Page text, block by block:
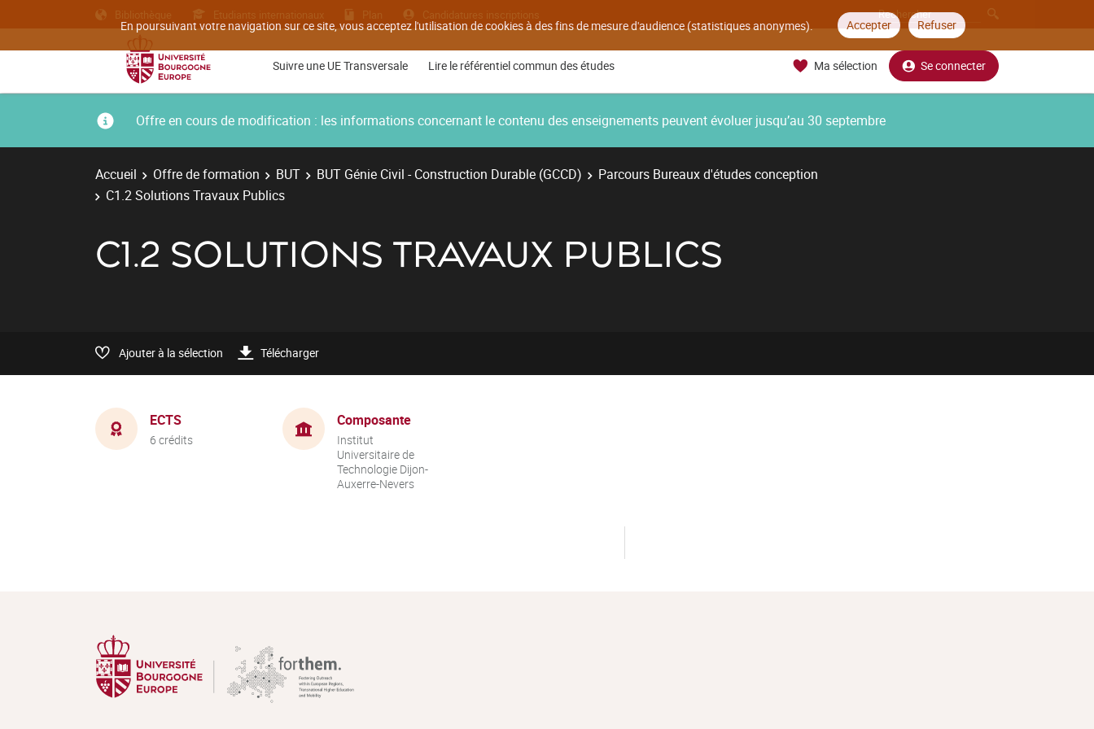
En poursuivant votre navigation sur ce site, vous acceptez l'utilisation de cookies à des fins de mesure d'audience (statistiques anonymes). Accepter Refuser
Bibliothèque Etudiants internationaux Plan Candidatures inscriptions
Suivre une UE Transversale Lire le référentiel commun des études Ma sélection Se connecter
Offre en cours de modification : les informations concernant le contenu des enseignements peuvent évoluer jusqu’au 30 septembre
Accueil Offre de formation BUT BUT Génie Civil - Construction Durable (GCCD)
Parcours Bureaux d'études conception
C1.2 Solutions Travaux Publics
C1.2 SOLUTIONS TRAVAUX PUBLICS
Ajouter à la sélection Télécharger
ECTS
6 crédits
Composante
Institut
Universitaire de
Technologie Dijon-
Auxerre-Nevers